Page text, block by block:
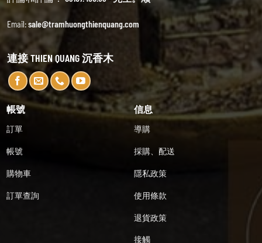
Email:sale@tramhuongthienquang.com
連接 THIEN QUANG 沉香木
帳號
訂單
帳號
購物車
訂單查詢
信息
導購
採購、配送
隱私政策
使用條款
退貨政策
接觸